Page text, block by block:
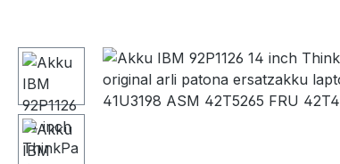
Bildergalerie überspringen